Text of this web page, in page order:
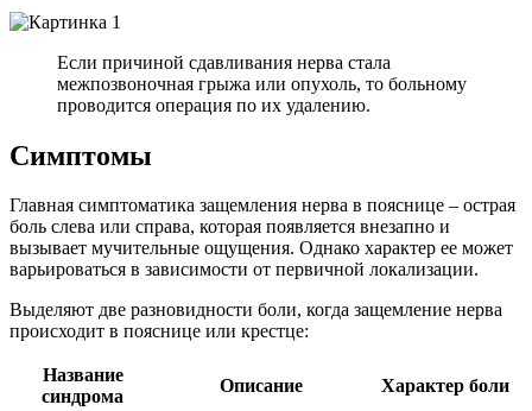
Если причиной сдавливания нерва стала
межпозвоночная грыжа или опухоль, то больному
проводится операция по их удалению.
Симптомы
Главная симптоматика защемления нерва в пояснице – острая
боль слева или справа, которая появляется внезапно и
вызывает мучительные ощущения. Однако характер ее может
варьироваться в зависимости от первичной локализации.
Выделяют две разновидности боли, когда защемление нерва
происходит в пояснице или крестце:
Название
синдрома
Описание Характер боли